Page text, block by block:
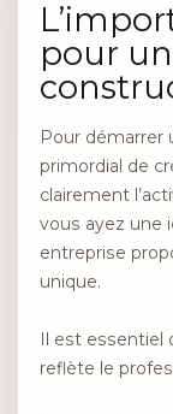
pour
Pour démarrer
primordial de
clairement
vous ayez une
entreprise
unique.
Il est essentiel
reflète le